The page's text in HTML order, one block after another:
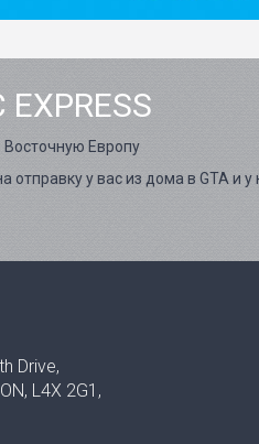
Европу
отправку у вас из дома в GTA и у
Drive,
L4X 2G1,